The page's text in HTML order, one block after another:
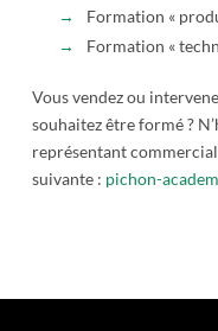
Formation «
Formation «
Vous vendez ou
souhaitez être formé ?
représentant commercial
suivante : pichon-